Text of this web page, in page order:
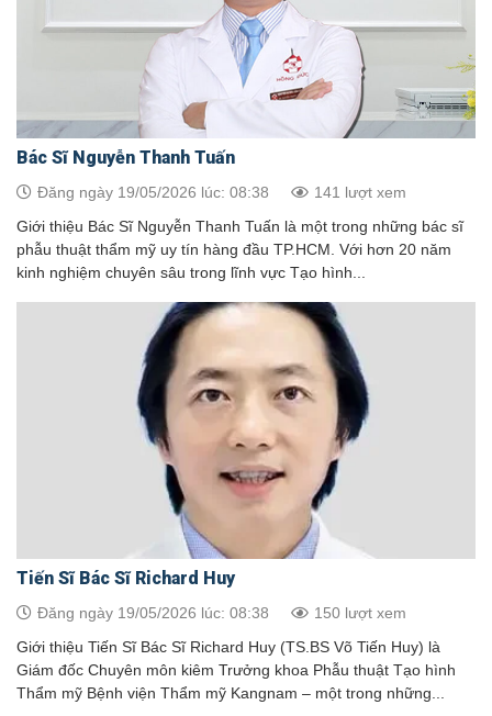
Bác Sĩ Nguyễn Thanh Tuấn
Đăng ngày 19/05/2026 lúc: 08:38 141 lượt xem
Giới thiệu Bác Sĩ Nguyễn Thanh Tuấn là một trong những bác sĩ
phẫu thuật thẩm mỹ uy tín hàng đầu TP.HCM. Với hơn 20 năm
kinh nghiệm chuyên sâu trong lĩnh vực Tạo hình...
Tiến Sĩ Bác Sĩ Richard Huy
Đăng ngày 19/05/2026 lúc: 08:38 150 lượt xem
Giới thiệu Tiến Sĩ Bác Sĩ Richard Huy (TS.BS Võ Tiến Huy) là
Giám đốc Chuyên môn kiêm Trưởng khoa Phẫu thuật Tạo hình
Thẩm mỹ Bệnh viện Thẩm mỹ Kangnam – một trong những...